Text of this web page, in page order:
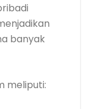
banyak
meliputi: